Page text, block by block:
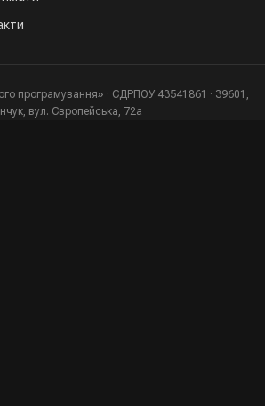
програмування» · ЄДРПОУ 43541861 · 39601,
вул. Європейська, 72а